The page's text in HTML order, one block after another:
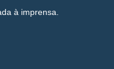
à imprensa.